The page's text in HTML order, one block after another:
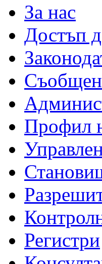
За нас
Достъп
Профил
Регистри